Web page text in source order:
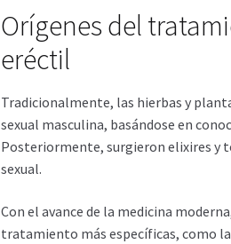
Orígenes del
eréctil
Tradicionalmente, las hierbas y
sexual masculina, basándose en
Posteriormente, surgieron elixires y
sexual.
Con el avance de la medicina
tratamiento más específicas, como